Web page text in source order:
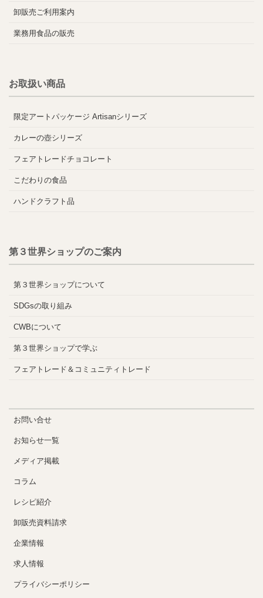
卸販売ご利用案内
業務用食品の販売
お取扱い商品
限定アートパッケージ Artisanシリーズ
カレーの壺シリーズ
フェアトレードチョコレート
こだわりの食品
ハンドクラフト品
第３世界ショップのご案内
第３世界ショップについて
SDGsの取り組み
CWBについて
第３世界ショップで学ぶ
フェアトレード＆コミュニティトレード
お問い合せ
お知らせ一覧
メディア掲載
コラム
レシピ紹介
卸販売資料請求
企業情報
求人情報
プライバシーポリシー